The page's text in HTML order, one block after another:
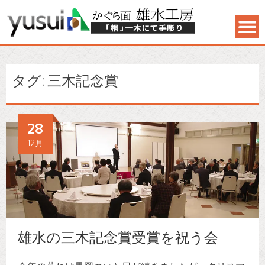
タグ: 三木記念賞
雄水の三木記念賞受賞を祝う会
28
12月